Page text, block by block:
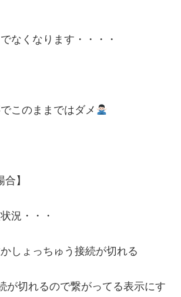
なくなります・・・・
このままではダメ
】
況・・・
しょっちゅう接続が切れる
が切れるので繋がってる表示にす